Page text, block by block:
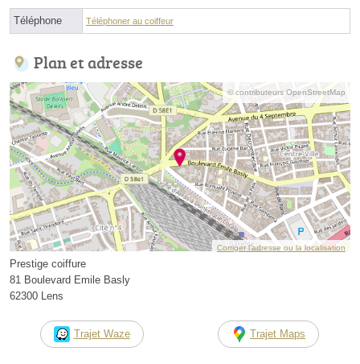
Téléphone Téléphoner au coiffeur
Plan et adresse
© contributeurs OpenStreetMap
Corriger l’adresse ou la localisation
Prestige coiffure
81 Boulevard Emile Basly
62300 Lens
Trajet Waze Trajet Maps